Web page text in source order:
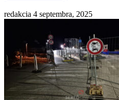
redakcia 4 septembra, 2025